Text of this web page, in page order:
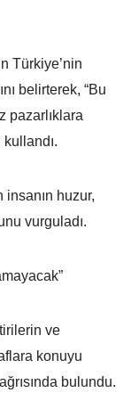
Türkiye’nin
belirterek, “Bu
pazarlıklara
insanın huzur,
vurguladı.
ve
konuyu
bulundu.